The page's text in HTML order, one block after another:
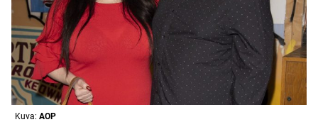
Kuva: AOP